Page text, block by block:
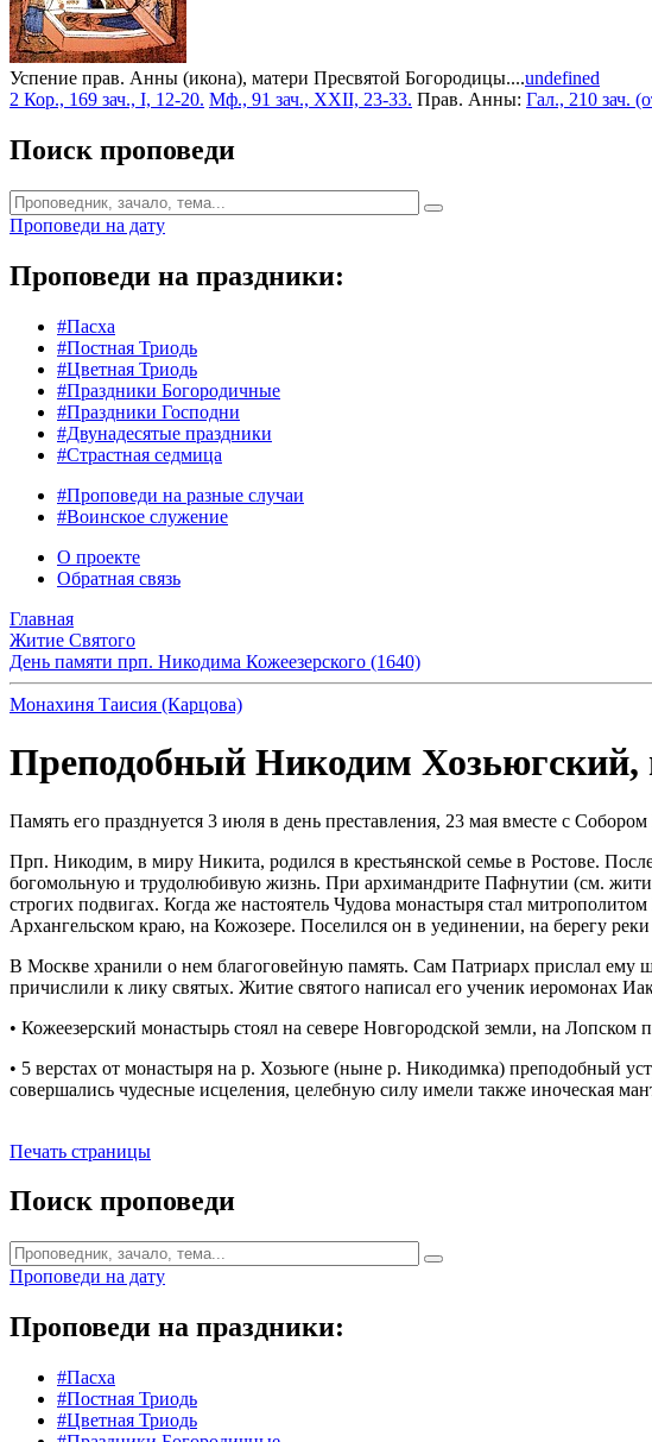
Успение прав. Анны (икона), матери Пресвятой Богородицы....undefined
2 Кор., 169 зач., I, 12-20. Мф., 91 зач., XXII, 23-33. Прав. Анны: Гал., 210 зач.
Поиск проповеди
Проповеди на дату
Проповеди на праздники:
#Пасха
#Постная Триодь
#Цветная Триодь
#Праздники Богородичные
#Праздники Господни
#Двунадесятые праздники
#Страстная седмица
#Проповеди на разные случаи
#Воинское служение
О проекте
Обратная связь
Главная
Житие Святого
День памяти прп. Никодима Кожеезерского (1640)
Монахиня Таисия (Карцова)
Преподобный Никодим Хозьюгский,
Память его празднуется 3 июля в день преставления, 23 мая вместе с
Прп. Никодим, в миру Никита, родился в крестьянской семье в Ростове.
богомольную и трудолюбивую жизнь. При архимандрите Пафнутии (см.
строгих подвигах. Когда же настоятель Чудова монастыря стал
Архангельском краю, на Кожозере. Поселился он в уединении, на берегу
В Москве хранили о нем благоговейную память. Сам Патриарх прислал ему
причислили к лику святых. Житие святого написал его ученик иеромонах
• Кожеезерский монастырь стоял на севере Новгородской земли, на
• 5 верстах от монастыря на р. Хозьюге (ныне р. Никодимка) преподобный
совершались чудесные исцеления, целебную силу имели также иноческая
Печать страницы
Поиск проповеди
Проповеди на дату
Проповеди на праздники:
#Пасха
#Постная Триодь
#Цветная Триодь